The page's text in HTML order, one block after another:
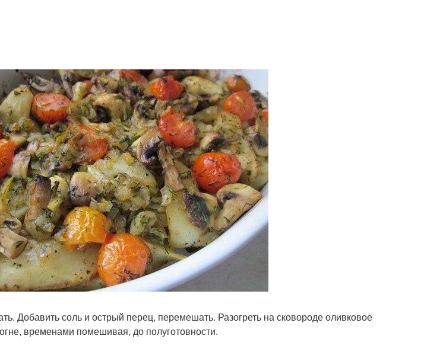
Добавить соль и острый перец, перемешать. Разогреть на сковороде оливковое
временами помешивая, до полуготовности.